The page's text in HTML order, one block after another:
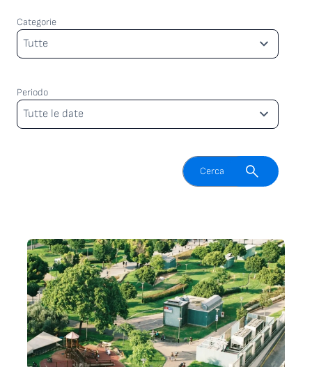
Categorie
Categorie
Tutte
Periodo
Periodo
Tutte le date
Attiva il campo di ricerca